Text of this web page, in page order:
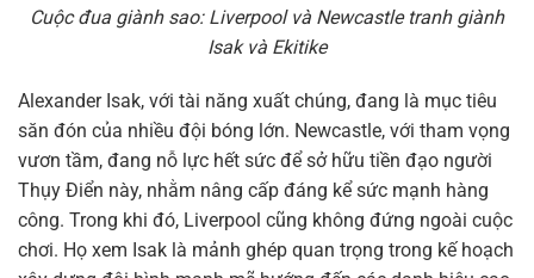
Cuộc đua giành sao: Liverpool và Newcastle tranh giành
Isak và Ekitike
Alexander Isak, với tài năng xuất chúng, đang là mục tiêu
săn đón của nhiều đội bóng lớn. Newcastle, với tham vọng
vươn tầm, đang nỗ lực hết sức để sở hữu tiền đạo người
Thụy Điển này, nhằm nâng cấp đáng kể sức mạnh hàng
công. Trong khi đó, Liverpool cũng không đứng ngoài cuộc
chơi. Họ xem Isak là mảnh ghép quan trọng trong kế hoạch